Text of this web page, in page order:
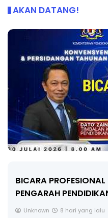
AKAN DATANG!
BICARA KORPORAT 3
SELAMAT DAN
Unknown 8 hari yang lalu